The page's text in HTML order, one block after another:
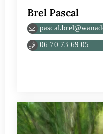
Brel Pascal
06 70 73 69 05